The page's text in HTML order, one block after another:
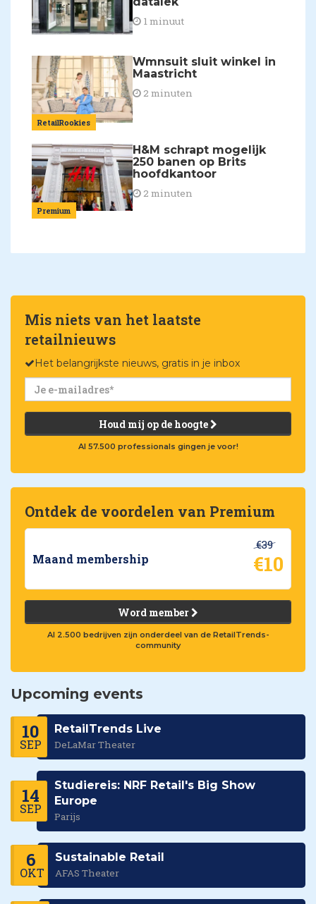
1 minuut
RetailRookies
Wmnsuit sluit winkel in
Maastricht
2 minuten
Premium
H&M schrapt mogelijk
250 banen op Brits
hoofdkantoor
2 minuten
Mis niets van het laatste
retailnieuws
Het belangrijkste nieuws, gratis in je inbox
Houd mij op de hoogte
Al 57.500 professionals gingen je voor!
Ontdek de voordelen van Premium
Maand membership
€39
€10
Word member
Al 2.500 bedrijven zijn onderdeel van de RetailTrends-
community
Upcoming events
10
SEP
RetailTrends Live
DeLaMar Theater
14
SEP
Studiereis: NRF Retail's Big Show
Europe
Parijs
6
OKT
Sustainable Retail
AFAS Theater